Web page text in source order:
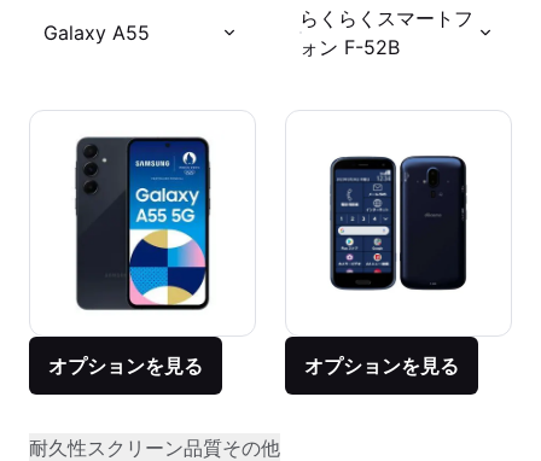
Galaxy A55
らくらくスマートフ
ォン F-52B
オプションを見る オプションを見る
耐久性スクリーン品質その他